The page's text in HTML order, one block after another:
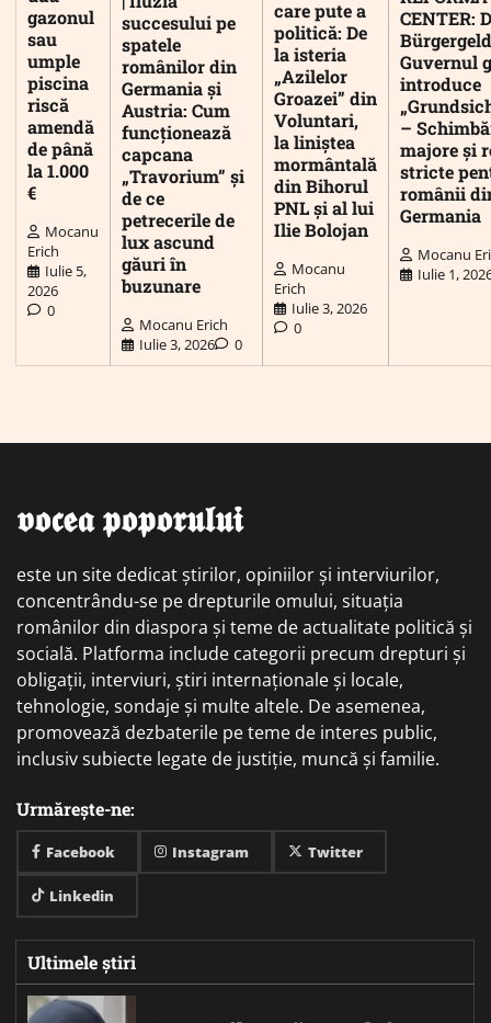
gazonul
sau
umple
piscina
riscă
amendă
de până
la 1.000
€
Mocanu
Erich
Iulie 5,
2026
0
succesului pe
spatele
românilor din
Germania și
Austria: Cum
funcționează
capcana
„Travorium” și
de ce
petrecerile de
lux ascund
găuri în
buzunare
Mocanu Erich
Iulie 3, 2026
0
care pute a
politică: De
la isteria
„Azilelor
Groazei” din
Voluntari,
la liniștea
mormântală
din Bihorul
PNL și al lui
Ilie Bolojan
Mocanu
Erich
Iulie 3, 2026
0
CENTER:
Guvernul
introduce
–
majore și
stricte
românii
Germania
Mocanu
Iulie 1,
𝖛𝖔𝖈𝖊𝖆 𝖕𝖔𝖕𝖔𝖗𝖚𝖑𝖚𝖎
este un site dedicat știrilor, opiniilor și interviurilor,
concentrându-se pe drepturile omului, situația
românilor din diaspora și teme de actualitate politică și
socială. Platforma include categorii precum drepturi și
obligații, interviuri, știri internaționale și locale,
tehnologie, sondaje și multe altele. De asemenea,
promovează dezbaterile pe teme de interes public,
inclusiv subiecte legate de justiție, muncă și familie.
Urmărește-ne:
Facebook Instagram Twitter
Linkedin
Ultimele știri